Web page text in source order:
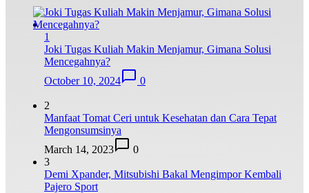
1
Joki Tugas Kuliah Makin Menjamur, Gimana Solusi
Mencegahnya?
October 10, 2024
0
2
Manfaat Tomat Ceri untuk Kesehatan dan Cara Tepat
Mengonsumsinya
March 14, 2023
0
3
Demi Xpander, Mitsubishi Bakal Mengimpor Kembali
Pajero Sport